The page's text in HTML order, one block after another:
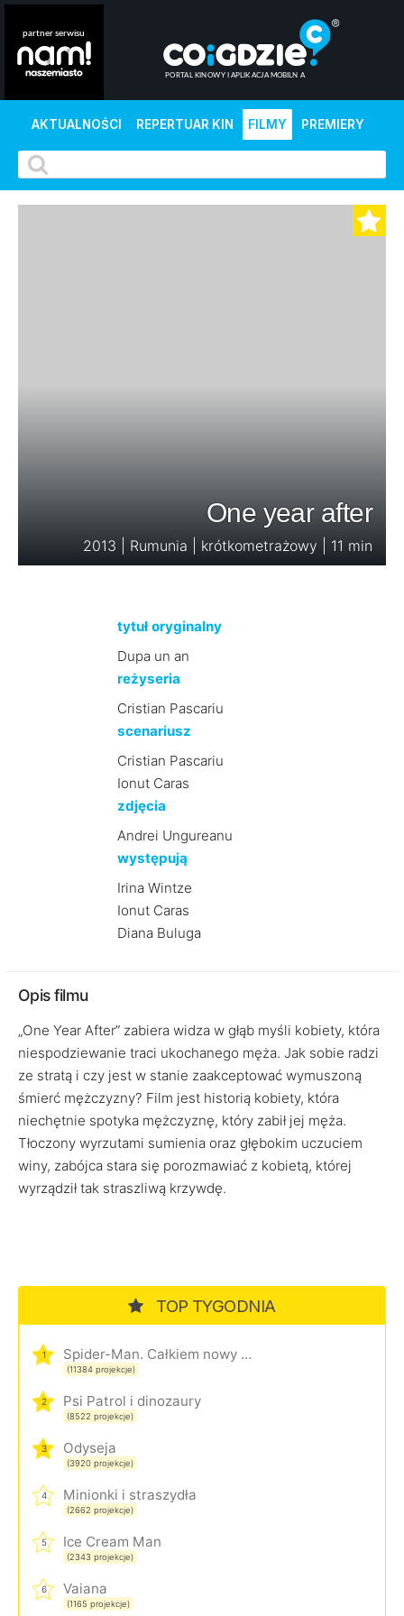
AKTUALNOŚCI REPERTUAR KIN FILMY PREMIERY
One year after
2013 | Rumunia | krótkometrażowy | 11 min
tytuł oryginalny
Dupa un an
reżyseria
Cristian Pascariu
scenariusz
Cristian Pascariu
Ionut Caras
zdjęcia
Andrei Ungureanu
występują
Irina Wintze
Ionut Caras
Diana Buluga
Opis filmu
„One Year After” zabiera widza w głąb myśli kobiety, która
niespodziewanie traci ukochanego męża. Jak sobie radzi
ze stratą i czy jest w stanie zaakceptować wymuszoną
śmierć mężczyzny? Film jest historią kobiety, która
niechętnie spotyka mężczyznę, który zabił jej męża.
Tłoczony wyrzutami sumienia oraz głębokim uczuciem
winy, zabójca stara się porozmawiać z kobietą, której
wyrządził tak straszliwą krzywdę.
TOP TYGODNIA
1 Spider-Man. Całkiem nowy dzień
(11384 projekcje)
2 Psi Patrol i dinozaury
(8522 projekcje)
3 Odyseja
(3920 projekcje)
4 Minionki i straszydła
(2662 projekcje)
5 Ice Cream Man
(2343 projekcje)
6 Vaiana
(1165 projekcje)